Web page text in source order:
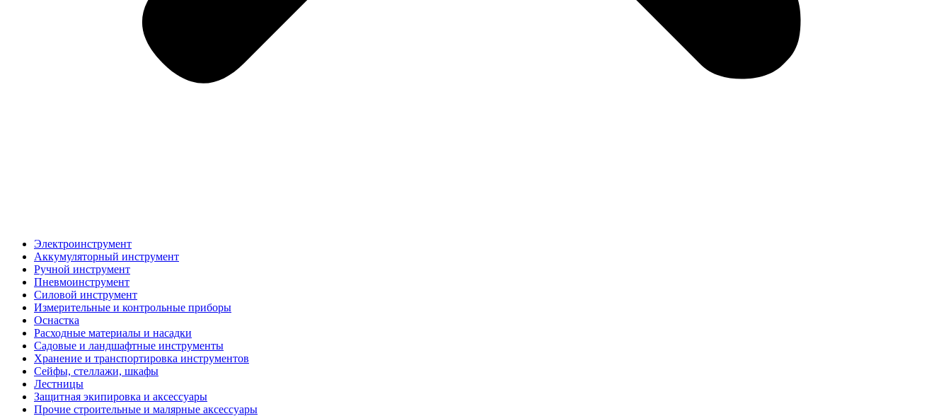
Электроинструмент
Аккумуляторный инструмент
Ручной инструмент
Пневмоинструмент
Силовой инструмент
Измерительные и контрольные приборы
Оснастка
Расходные материалы и насадки
Садовые и ландшафтные инструменты
Хранение и транспортировка инструментов
Сейфы, стеллажи, шкафы
Лестницы
Защитная экипировка и аксессуары
Прочие строительные и малярные аксессуары